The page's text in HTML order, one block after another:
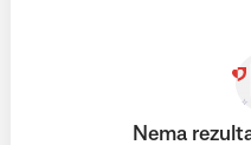
Nema